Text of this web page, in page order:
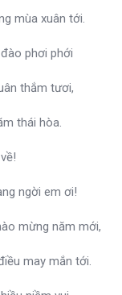
mùa xuân tới.
phơi phới
thắm tươi,
thái hòa.
ngời em ơi!
mừng năm mới,
may mắn tới.